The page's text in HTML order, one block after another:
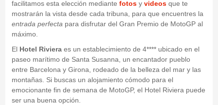
facilitamos esta elección mediante fotosy videosque te
mostrarán la vista desde cada tribuna, para que encuentres la
entrada perfecta para disfrutar del Gran Premio de MotoGP al
máximo.
El Hotel Rivieraes un establecimiento de 4**** ubicado en el
paseo marítimo de Santa Susanna, un encantador pueblo
entre Barcelona y Girona, rodeado de la belleza del mar y las
montañas. Si buscas un alojamiento cómodo para el
emocionante fin de semana de MotoGP, el Hotel Riviera puede
ser una buena opción.